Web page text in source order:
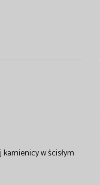
w ścisłym